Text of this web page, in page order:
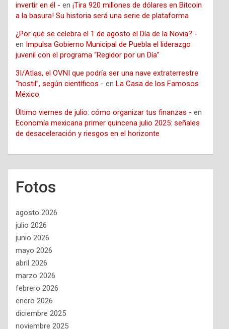
invertir en él - en¡Tira 920 millones de dólares en Bitcoin
a la basura! Su historia será una serie de plataforma
¿Por qué se celebra el 1 de agosto el Día de la Novia? -
en Impulsa Gobierno Municipal de Puebla el liderazgo
juvenil con el programa “Regidor por un Día”
3I/Atlas, el OVNI que podría ser una nave extraterrestre
“hostil”, según científicos - enLa Casa de los Famosos
México
Último viernes de julio: cómo organizar tus finanzas - en
Economía mexicana primer quincena julio 2025: señales
de desaceleración y riesgos en el horizonte
Fotos
agosto 2026
julio 2026
junio 2026
mayo 2026
abril 2026
marzo 2026
febrero 2026
enero 2026
diciembre 2025
noviembre 2025